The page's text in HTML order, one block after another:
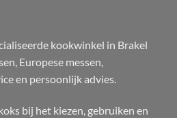
kookwinkel in Brakel
Europese messen,
en persoonlijk advies.
bij het kiezen, gebruiken en